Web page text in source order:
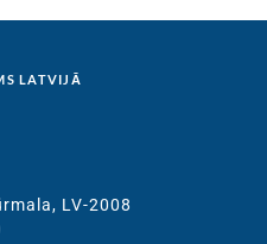
LATVIJĀ
LV-2008